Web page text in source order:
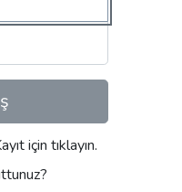
için tıklayın.